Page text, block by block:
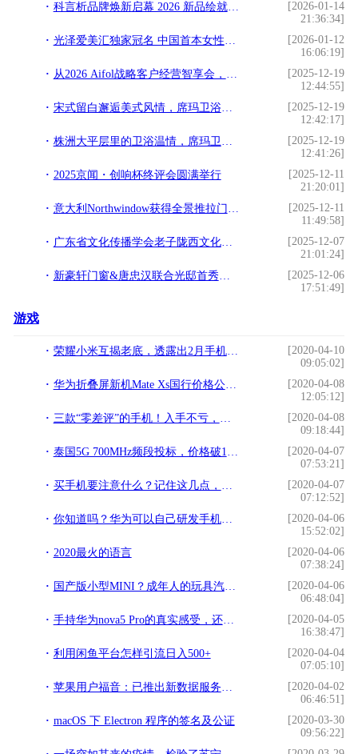
科言析品牌焕新启幕 2026 新品绘就精准护肤新篇
[2026-01-14
21:36:34]
光泽爱美汇独家冠名 中国首本女性财富杂志《中国榜样女性》3月18日全球首发
[2026-01-12
16:06:19]
从2026 Aifol战略客户经营智享会，看埃飞灵的战略突围与代际传承
[2025-12-19
12:44:55]
宋式留白邂逅美式风情，席玛卫浴在克拉玛依写就家的温情
[2025-12-19
12:42:17]
株洲大平层里的卫浴温情，席玛卫浴与设计师的完美邂逅
[2025-12-19
12:41:26]
2025京闻・创响杯终评会圆满举行
[2025-12-11
21:20:01]
意大利Northwindow获得全景推拉门行业首个缓冲刹车技术
[2025-12-11
11:49:58]
广东省文化传播学会老子陇西文化研究专业委员会首届理事会议圆满召开
[2025-12-07
21:01:24]
新豪轩门窗&唐忠汉联合光邸首秀广州设计周，开启光影空间的艺术之旅
[2025-12-06
17:51:49]
游戏
荣耀小米互揭老底，透露出2月手机市场现况
[2020-04-10
09:05:02]
华为折叠屏新机Mate Xs国行价格公布：16999元，3月5日正式开售
[2020-04-08
12:05:12]
三款“零差评”的手机！入手不亏，尤其是最后的iPhone
[2020-04-08
09:18:44]
泰国5G 700MHz频段投标，价格破170亿
[2020-04-07
07:53:21]
买手机要注意什么？记住这几点，才能挑到自己心仪的手机
[2020-04-07
07:12:52]
你知道吗？华为可以自己研发手机处理器，却无法自己生产
[2020-04-06
15:52:02]
2020最火的语言
[2020-04-06
07:38:24]
国产版小型MINI？成年人的玩具汽车？
[2020-04-06
06:48:04]
手持华为nova5 Pro的真实感受，还在考虑买不买的可以进来看看
[2020-04-05
16:38:47]
利用闲鱼平台怎样引流日入500+
[2020-04-04
07:05:10]
苹果用户福音：已推出新数据服务，内容下载速度大幅提升
[2020-04-02
06:46:51]
macOS 下 Electron 程序的签名及公证
[2020-03-30
09:56:22]